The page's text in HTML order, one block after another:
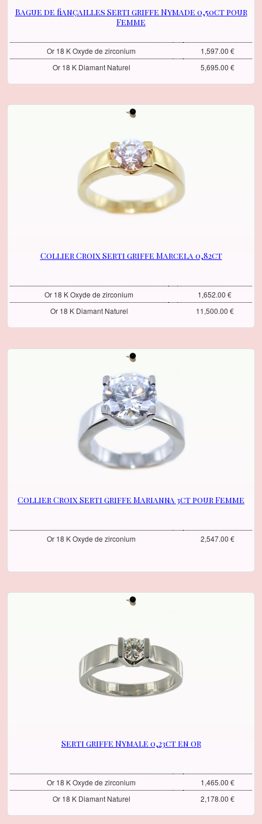
Bague de fiançailles Serti griffe Nymade 0,50ct pour
Femme
Or 18 K Oxyde de zirconium
1,597.00 €
Or 18 K Diamant Naturel
5,695.00 €
Collier Croix Serti griffe Marcela 0,82ct
Or 18 K Oxyde de zirconium
1,652.00 €
Or 18 K Diamant Naturel
11,500.00 €
Collier Croix Serti griffe Marianna 3ct pour Femme
Or 18 K Oxyde de zirconium 2,547.00 €
Serti griffe Nymale 0,23ct en or
Or 18 K Oxyde de zirconium
1,465.00 €
Or 18 K Diamant Naturel
2,178.00 €